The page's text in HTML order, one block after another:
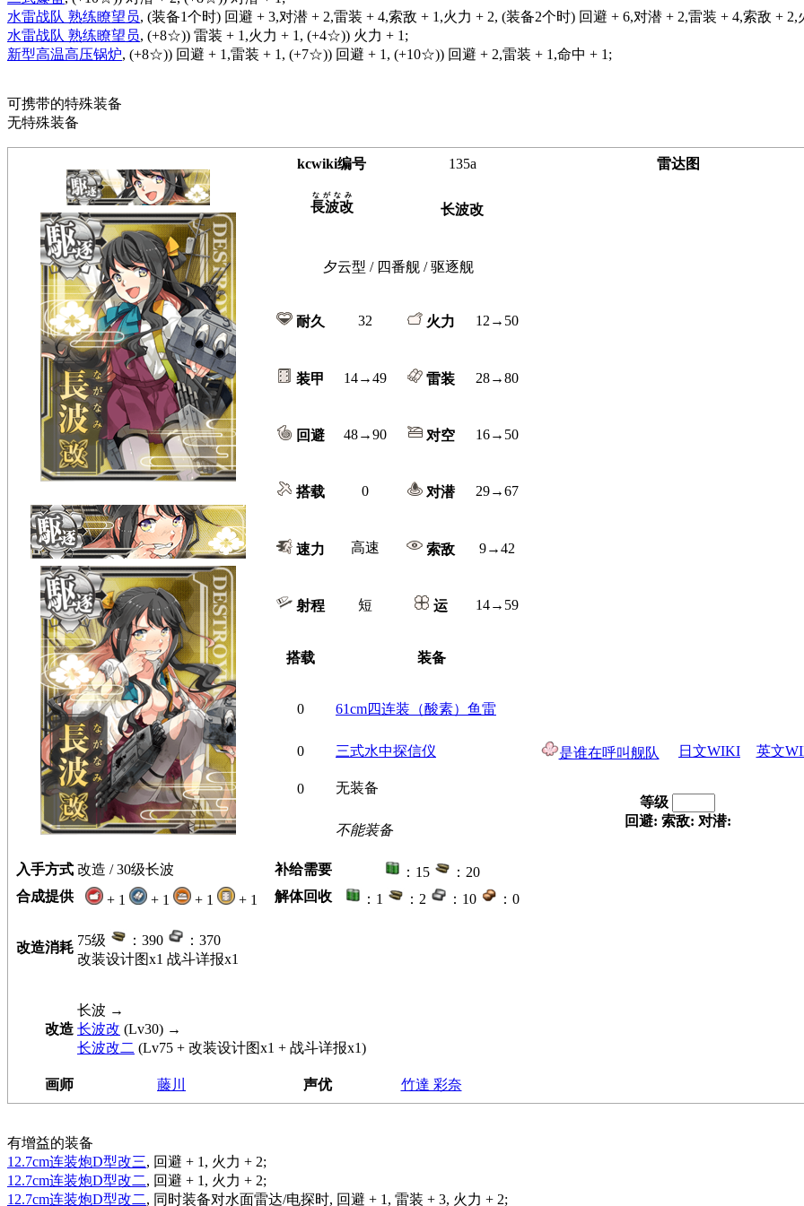
水雷战队 熟练瞭望员, (装备1个时) 回避 + 3,对潜 + 2,雷装 + 4,索敌 + 1,火力 + 2, (装备2个时) 回避 + 6,对潜 + 2,雷装 + 4,索敌 + 2,
水雷战队 熟练瞭望员, (+8☆)) 雷装 + 1,火力 + 1, (+4☆)) 火力 + 1;
新型高温高压锅炉, (+8☆)) 回避 + 1,雷装 + 1, (+7☆)) 回避 + 1, (+10☆)) 回避 + 2,雷装 + 1,命中 + 1;
可携带的特殊装备
无特殊装备
kcwiki编号 135a 雷达图
長波改
ながなみ
长波改
夕云型 / 四番舰 / 驱逐舰
耐久 32 火力 12→50
装甲 14→49 雷装 28→80
回避 48→90 对空 16→50
搭载 0 对潜 29→67
速力 高速 索敌 9→42
射程 短 运 14→59
搭载 装备
0 61cm四连装（酸素）鱼雷
0 三式水中探信仪 是谁在呼叫舰队 日文WIKI 英文
0
无装备
等级
回避: 索敌: 对潜:
不能装备
入手方式 改造 / 30级长波 补给需要 ：15
：20
合成提供
+ 1 + 1 + 1 + 1 解体回收 ：1 ：2 ：10 ：0
改造消耗 75级 ：390
：370
改装设计图x1 战斗详报x1
改造
长波 →
长波改 (Lv30) →
长波改二 (Lv75 + 改装设计图x1 + 战斗详报x1)
画师 藤川 声优 竹達 彩奈
有增益的装备
12.7cm连装炮D型改三, 回避 + 1, 火力 + 2;
12.7cm连装炮D型改二, 回避 + 1, 火力 + 2;
12.7cm连装炮D型改二, 同时装备对水面雷达/电探时, 回避 + 1, 雷装 + 3, 火力 + 2;